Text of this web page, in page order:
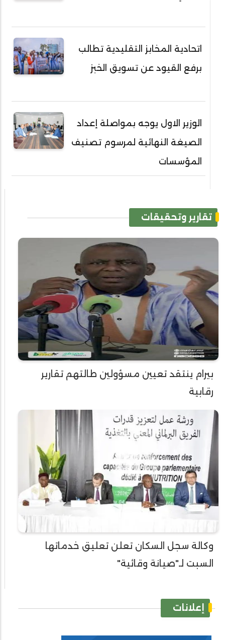
اتحادية المخابز التقليدية تطالب
برفع القيود عن تسويق الخبز
الوزير الاول يوجه بمواصلة إعداد
الصيغة النهائية لمرسوم تصنيف
المؤسسات
تقارير وتحقيقات
بيرام ينتقد تعيين مسؤولين طالتهم تقارير
رقابية
وكالة سجل السكان تعلن تعليق خدماتها
السبت لـ"صيانة وقائية"
إعلانات